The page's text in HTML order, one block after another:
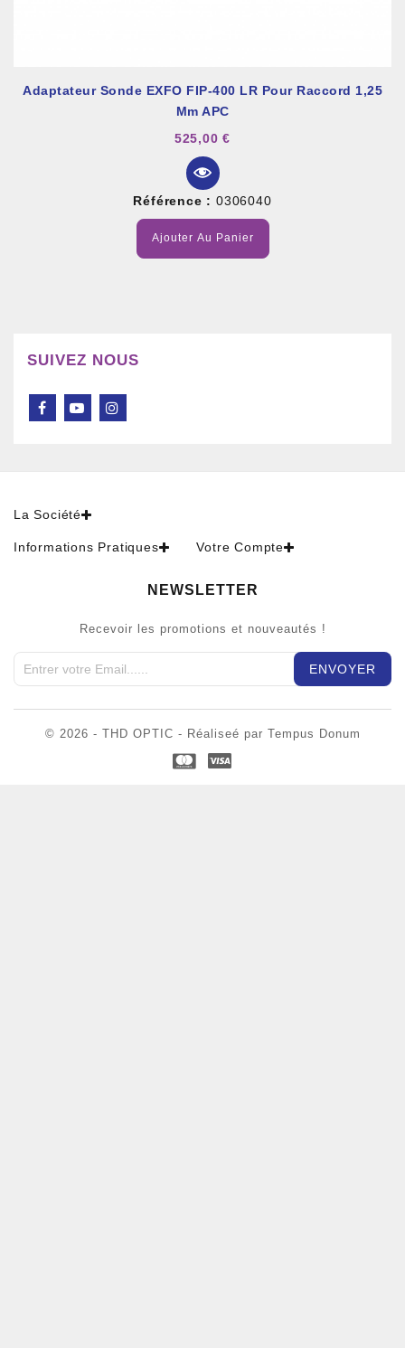
Adaptateur Sonde EXFO FIP-400 LR Pour Raccord 1,25
Mm APC
525,00 €
Référence : 0306040
Ajouter Au Panier
SUIVEZ NOUS
La Société
Informations Pratiques Votre Compte
NEWSLETTER
Recevoir les promotions et nouveautés !
© 2026 - THD OPTIC - Réaliseé par Tempus Donum